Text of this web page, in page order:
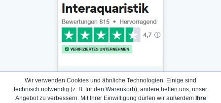
Wir verwenden Cookies und ähnliche Technologien. Einige sind
technisch notwendig (z. B. für den Warenkorb), andere helfen uns, unser
Angebot zu verbessern. Mit Ihrer Einwilligung dürfen wir außerdem Ihre